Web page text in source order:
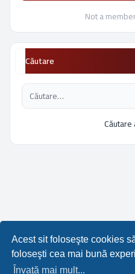
Acest sit foloseşte cookies
foloseşti cea mai bună
Învaţă mai mult...
Not a
Căutare